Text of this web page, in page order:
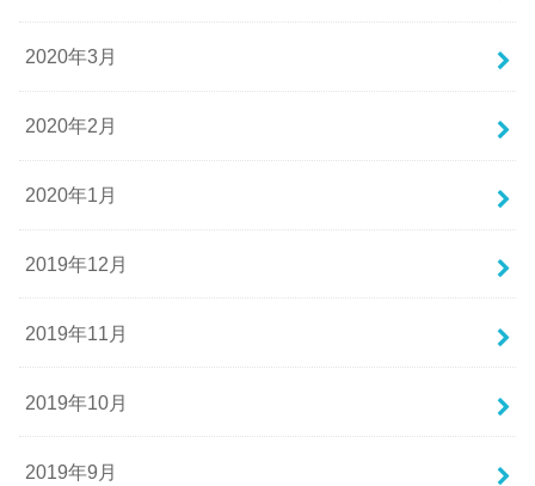
2020年3月
2020年2月
2020年1月
2019年12月
2019年11月
2019年10月
2019年9月